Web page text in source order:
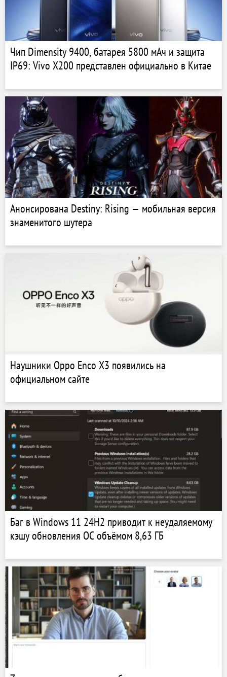
Чип Dimensity 9400, батарея 5800 мАч и защита
IP69: Vivo X200 представлен официально в Китае
Анонсирована Destiny: Rising — мобильная версия
знаменитого шутера
Наушники Oppo Enco X3 появились на
официальном сайте
Баг в Windows 11 24H2 приводит к неудаляемому
кэшу обновления ОС объёмом 8,63 ГБ